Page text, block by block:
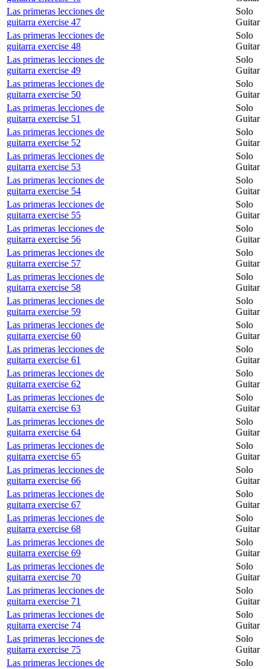
Las primeras lecciones de
guitarra exercise 47
Solo
Guitar
Las primeras lecciones de
guitarra exercise 48
Solo
Guitar
Las primeras lecciones de
guitarra exercise 49
Solo
Guitar
Las primeras lecciones de
guitarra exercise 50
Solo
Guitar
Las primeras lecciones de
guitarra exercise 51
Solo
Guitar
Las primeras lecciones de
guitarra exercise 52
Solo
Guitar
Las primeras lecciones de
guitarra exercise 53
Solo
Guitar
Las primeras lecciones de
guitarra exercise 54
Solo
Guitar
Las primeras lecciones de
guitarra exercise 55
Solo
Guitar
Las primeras lecciones de
guitarra exercise 56
Solo
Guitar
Las primeras lecciones de
guitarra exercise 57
Solo
Guitar
Las primeras lecciones de
guitarra exercise 58
Solo
Guitar
Las primeras lecciones de
guitarra exercise 59
Solo
Guitar
Las primeras lecciones de
guitarra exercise 60
Solo
Guitar
Las primeras lecciones de
guitarra exercise 61
Solo
Guitar
Las primeras lecciones de
guitarra exercise 62
Solo
Guitar
Las primeras lecciones de
guitarra exercise 63
Solo
Guitar
Las primeras lecciones de
guitarra exercise 64
Solo
Guitar
Las primeras lecciones de
guitarra exercise 65
Solo
Guitar
Las primeras lecciones de
guitarra exercise 66
Solo
Guitar
Las primeras lecciones de
guitarra exercise 67
Solo
Guitar
Las primeras lecciones de
guitarra exercise 68
Solo
Guitar
Las primeras lecciones de
guitarra exercise 69
Solo
Guitar
Las primeras lecciones de
guitarra exercise 70
Solo
Guitar
Las primeras lecciones de
guitarra exercise 71
Solo
Guitar
Las primeras lecciones de
guitarra exercise 74
Solo
Guitar
Las primeras lecciones de
guitarra exercise 75
Solo
Guitar
Las primeras lecciones de
Solo